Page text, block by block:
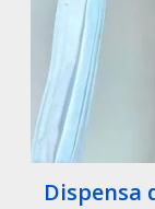
Dispensa